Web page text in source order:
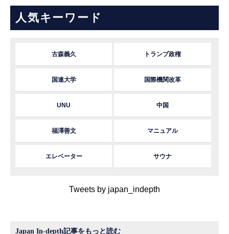
人気キーワード
古森義久 トランプ政権
国連大学 国際機関改革
UNU 中国
福澤善文 マニュアル
エレベーター サウナ
Tweets by japan_indepth
Japan In-depth記事をもっと読む